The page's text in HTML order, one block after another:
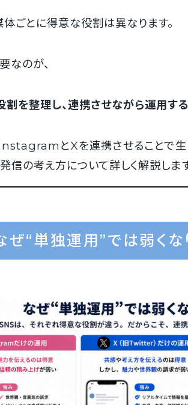
体ごとに得意な役割は異なります。
なのが、
割を整理し、連携させながら運用する
とXを連携させることで生
信の考え方について詳しく解説します
ぜ“単独運用”では弱く